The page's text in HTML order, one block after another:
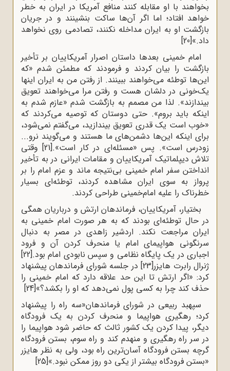
‌بخواهند با او مقابله‌ کنند منافع‌ آمریکا در ایران‌ به‌ خطر
خواهد افتاد؛ اما اگر آن‌ها ساکت‌ بنشینند و در جریان‌
بازگشت‌ او به‌ ایران‌ مداخله‌ نکنند، تصادمی‌ روی‌ نخواهد
داد.»[20]
امام‌ خمینی‌ بعدها داستان‌ اصرار آمریکاییان‌ بر تأخیر
بازگشت‌ را بیان‌ کردند و فرمودند که‌ مطمئن‌ شدم‌ «که‌
این‌ها توطئه‌ می‌خواهند ببینند. از رفتن‌ من‌ به‌ ایران‌ اینها
یک‌خونی‌ در دلشان‌ هست‌ و رفتن‌ مرا می‌خواهند تعویق‌
بیندازند». لذا من‌ مصمم‌ به‌ بازگشت ‌شدم‌ «عازم‌ شدم‌ به‌
اینکه‌ باید بروم‌». حتی‌ دوستان‌ که‌ توصیه‌ می‌کردند که‌
«خوب‌ است ‌یک‌ قدری‌ تعویق‌ بیندازید، می‌گفتم‌ نمی‌شود،
برای‌ اینکه‌ این‌ها دشمن‌های‌ ما هستند و می‌گویند نرو...
زودرس‌ است‌». پس‌ «مسئله‌ای‌ در کار است‌».[21]
وقتی‌
تلاش‌ دیپلماتیک ‌آمریکاییان‌ و مقامات‌ ایرانی‌ در به‌ تأخیر
انداختن‌ سفر امام‌ خمینی‌ بی‌نتیجه‌ ماند و عزم ‌امام‌ را بر
پرواز به‌ سوی‌ ایران‌ مشاهده‌ کردند، توطئه‌ای‌ بسیار
خطرناک‌ را علیه‌ امام‌خمینی‌ طراحی‌ کردند.
بختیار، آمریکاییان‌، فرماندهان‌ ارتش‌ و درباریان‌ همگی‌
در حال‌ توطئه‌ای‌ بودند که‌ به‌ هر صورت‌ امام‌ خمینی‌ به‌
ایران‌ مراجعت‌ نکند. اردشیر زاهدی‌ در مصر به‌ دنبال‌
سرنگونی‌ هواپیمای‌ امام‌ یا منحرف‌ کردن‌ آن‌ و فرود
اجباری‌ در یک‌ پایگاه‌ نظامی‌ و سپس‌ نابودی‌ امام‌ بود.[22]
ژنرال رابرت‌ هایزر[23]
در جلسه شورای‌ فرماندهان‌ پیشنهاد
کرد: «اگر ارتش‌ تا این‌ حد علاقه‌ دارد که‌ امام‌ خمینی‌ را
حذف‌ کند چرا به‌ کسی‌ پول‌ نمی‌دهد که‌ او را بکشد؟»[24]
سپهبد ربیعی‌ در شورای‌ فرماندهان‌«سه‌ راه‌ را پیشنهاد
کرد؛ رهگیری‌ هواپیما و منحرف‌ کردن‌ به‌ یک‌ فرودگاه‌
دیگر، پیدا کردن‌ یک‌ کشور ثالث‌ که‌ حاضر شود هواپیما را
در سر راه‌ رهگیری‌ و منهدم‌ کند و راه‌ سوم‌، بستن‌ فرودگاه‌
گرچه‌ بستن‌ فرودگاه‌ آسان‌ترین ‌راه‌ بود، ولی‌ به‌ نظر هایزر
«بستن‌ فرودگاه‌ بیشتر از یکی‌ دو روز ممکن‌ نبود.»[25]